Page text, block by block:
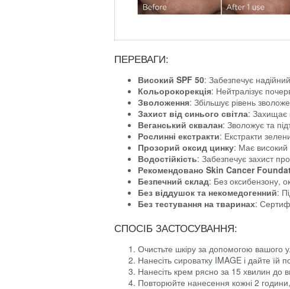
ПЕРЕВАГИ:
Високий SPF 50: Забезпечує
Кольорокорекція: Нейтралізує
Зволоження: Збільшує рівень
Захист від синього світла: Захищає
Веганський сквалан: Зволожує та
Рослинні екстракти: Екстракти
Прозорий оксид цинку: Має високий
Водостійкість: Забезпечує захист
Рекомендовано Skin Cancer
Безпечний склад: Без оксибензону,
Без віддушок та некомедогенний:
Без тестування на тваринах:
СПОСІБ ЗАСТОСУВАННЯ:
Очистьте шкіру за допомогою вашого
Нанесіть сироватку IMAGE і дайте їй
Нанесіть крем рясно за 15 хвилин до
Повторюйте нанесення кожні 2